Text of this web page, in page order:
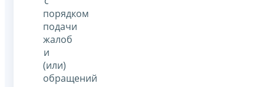
порядком
подачи
жалоб
и
(или)
обращений